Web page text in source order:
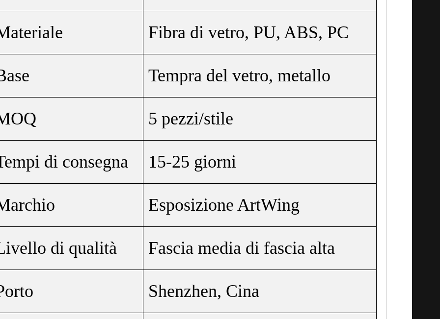
Fibra di vetro, PU, ABS, PC
Tempra del vetro, metallo
5 pezzi/stile
di consegna 15-25 giorni
Esposizione ArtWing
di qualità Fascia media di fascia alta
Shenzhen, Cina